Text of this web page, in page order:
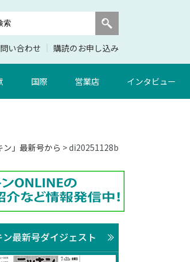
い合わせ 購読のお申し込み
国際 営業店 インタビュー
ン」最新号から > di20251128b
ン最新号ダイジェスト